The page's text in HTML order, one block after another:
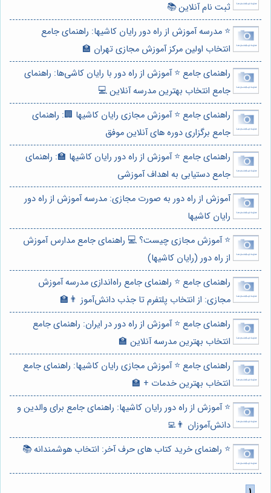
ثبت نام آنلاین 📚
⭐️ مدرسه آموزش از راه دور رایان کاشیها: راهنمای جامع
انتخاب اولین مرکز آموزش مجازی تهران 🏫
راهنمای جامع ⭐️ آموزش از راه دور با رایان کاشی‌ها: راهنمای
جامع انتخاب بهترین مدرسه آنلاین 💻
راهنمای جامع ⭐️ آموزش مجازی رایان کاشیها 🏢: راهنمای
جامع برگزاری دوره های آنلاین موفق
راهنمای جامع ⭐️ آموزش از راه دور رایان کاشیها 🏫: راهنمای
جامع دستیابی به اهداف آموزشی
آموزش از راه دور به صورت مجازی: مدرسه آموزش از راه دور
رایان کاشیها
⭐️ آموزش مجازی چیست؟ 💻 راهنمای جامع مدارس آموزش
از راه دور (رایان کاشیها)
راهنمای جامع ⭐️ راهنمای جامع راه‌اندازی مدرسه آموزش
مجازی: از انتخاب پلتفرم تا جذب دانش‌آموز 👨‍🏫
راهنمای جامع ⭐️ آموزش از راه دور در ایران: راهنمای جامع
انتخاب بهترین مدرسه آنلاین 🏫
راهنمای جامع ⭐️ آموزش مجازی رایان کاشیها: راهنمای جامع
انتخاب بهترین خدمات + 🏫
⭐️ آموزش از راه دور رایان کاشیها: راهنمای جامع برای والدین و
دانش‌آموزان 👨‍💻
⭐️ راهنمای خرید کتاب های حرف آخر: انتخاب هوشمندانه 📚